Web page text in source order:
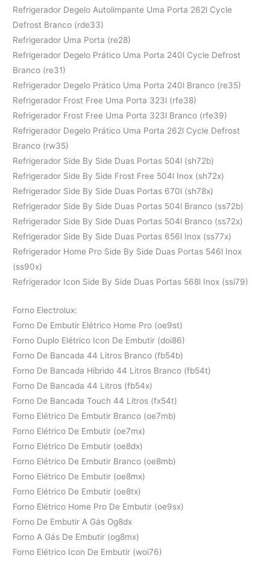
Refrigerador Degelo Autolimpante Uma Porta 262l Cycle
Defrost Branco (rde33)
Refrigerador Uma Porta (re28)
Refrigerador Degelo Prático Uma Porta 240l Cycle Defrost
Branco (re31)
Refrigerador Degelo Prático Uma Porta 240l Branco (re35)
Refrigerador Frost Free Uma Porta 323l (rfe38)
Refrigerador Frost Free Uma Porta 323l Branco (rfe39)
Refrigerador Degelo Prático Uma Porta 262l Cycle Defrost
Branco (rw35)
Refrigerador Side By Side Duas Portas 504l (sh72b)
Refrigerador Side By Side Frost Free 504l Inox (sh72x)
Refrigerador Side By Side Duas Portas 670l (sh78x)
Refrigerador Side By Side Duas Portas 504l Branco (ss72b)
Refrigerador Side By Side Duas Portas 504l Branco (ss72x)
Refrigerador Side By Side Duas Portas 656l Inox (ss77x)
Refrigerador Home Pro Side By Side Duas Portas 546l Inox
(ss90x)
Refrigerador Icon Side By Side Duas Portas 568l Inox (ssi79)
Forno Electrolux:
Forno De Embutir Elétrico Home Pro (oe9st)
Forno Duplo Elétrico Icon De Embutir (doi86)
Forno De Bancada 44 Litros Branco (fb54b)
Forno De Bancada Híbrido 44 Litros Branco (fb54t)
Forno De Bancada 44 Litros (fb54x)
Forno De Bancada Touch 44 Litros (fx54t)
Forno Elétrico De Embutir Branco (oe7mb)
Forno Elétrico De Embutir (oe7mx)
Forno Elétrico De Embutir (oe8dx)
Forno Elétrico De Embutir Branco (oe8mb)
Forno Elétrico De Embutir (oe8mx)
Forno Elétrico De Embutir (oe8tx)
Forno Elétrico Home Pro De Embutir (oe9sx)
Forno De Embutir A Gás Og8dx
Forno A Gás De Embutir (og8mx)
Forno Elétrico Icon De Embutir (woi76)